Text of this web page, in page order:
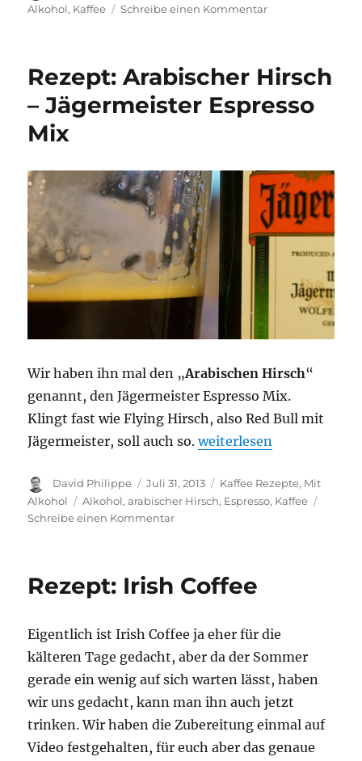
am
Alkohol, Kaffee Schreibe einen Kommentarzu
herstellen?
scheint
Rezept: Arabischer Hirsch
– Jägermeister Espresso
Mix
Wir haben ihn mal den „Arabischen Hirsch“
genannt, den Jägermeister Espresso Mix.
Klingt fast wie Flying Hirsch, also Red Bull mit
Jägermeister, soll auch so.„Rezept: Arabischer
weiterlesen
Autor
David Philippe
Veröffentlicht
am
Juli 31, 2013 Kategorien
Kaffee Rezepte, Mit
Alkohol
Schlagwörter
Alkohol,arabischer Hirsch, Espresso, Kaffee
Schreibe einen Kommentarzu
Mix
Rezept: Irish Coffee
Eigentlich ist Irish Coffee ja eher für die
kälteren Tage gedacht, aber da der Sommer
gerade ein wenig auf sich warten lässt, haben
wir uns gedacht, kann man ihn auch jetzt
trinken. Wir haben die Zubereitung einmal auf
Video festgehalten, für euch aber das genaue